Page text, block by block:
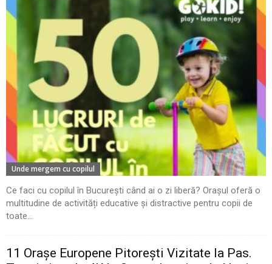
Unde mergem cu copilul
Ce faci cu copilul în București când ai o zi liberă? Orașul oferă o
multitudine de activități educative și distractive pentru copii de
toate...
11 Oraşe Europene Pitoreşti Vizitate la Pas.